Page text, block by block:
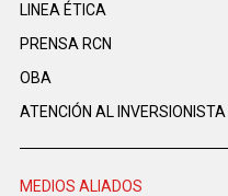
LINEA ÉTICA
PRENSA RCN
OBA
ATENCIÓN AL INVERSIONISTA
MEDIOS ALIADOS